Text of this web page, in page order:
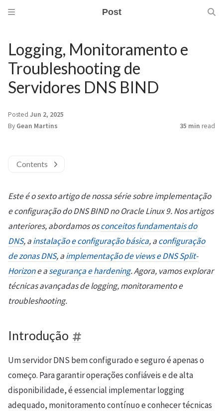
Post
Logging, Monitoramento e
Troubleshooting de
Servidores DNS BIND
Posted Jun 2, 2025
By Gean Martins 35 min read
Contents
Este é o sexto artigo de nossa série sobre implementação
e configuração do DNS BIND no Oracle Linux 9. Nos artigos
anteriores, abordamos osconceitos fundamentais do
DNS, ainstalação e configuração básica, aconfiguração
de zonas DNS, aimplementação de views e DNS Split-
Horizone asegurança e hardening. Agora, vamos explorar
técnicas avançadas de logging, monitoramento e
troubleshooting.
Introdução
Um servidor DNS bem configurado e seguro é apenas o
começo. Para garantir operações confiáveis e de alta
disponibilidade, é essencial implementar logging
adequado, monitoramento contínuo e conhecer técnicas